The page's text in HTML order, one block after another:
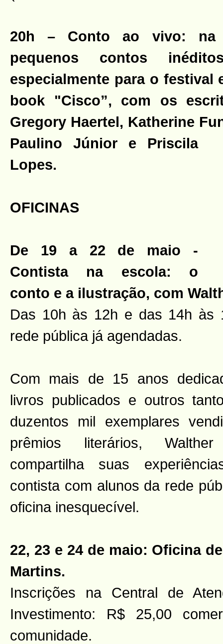
20h – Conto ao vivo: na
pequenos contos
especialmente para o festival
book "Cisco”, com os
Gregory Haertel, Katherine
Paulino Júnior e Priscila
Lopes.
OFICINAS
De 19 a 22 de maio -
Contista na escola: o
conto e a ilustração, com
Das 10h às 12h e das 14h às
rede pública já agendadas.
Com mais de 15 anos
livros publicados e outros
duzentos mil exemplares
prêmios literários,
compartilha suas
contista com alunos da rede
oficina inesquecível.
22, 23 e 24 de maio: Oficina
Martins.
Inscrições na Central de
Investimento: R$ 25,00
comunidade.